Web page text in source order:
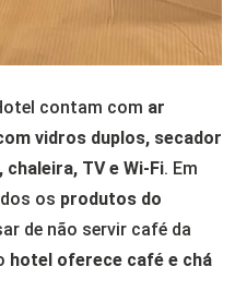
contam com ar
vidros duplos, secador
TV e Wi-Fi. Em
os produtos do
de não servir café da
hotel oferece café e chá